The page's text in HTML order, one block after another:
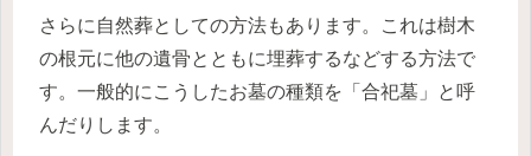
さらに自然葬としての方法もあります。これは樹木
の根元に他の遺骨とともに埋葬するなどする方法で
す。一般的にこうしたお墓の種類を「合祀墓」と呼
んだりします。